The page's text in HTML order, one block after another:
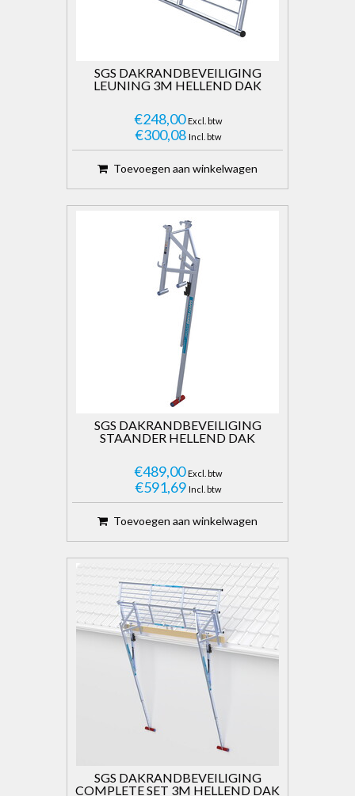
SGS DAKRANDBEVEILIGING
LEUNING 3M HELLEND DAK
€248,00 Excl. btw
€300,08 Incl. btw
Toevoegen aan winkelwagen
SGS DAKRANDBEVEILIGING
STAANDER HELLEND DAK
€489,00 Excl. btw
€591,69 Incl. btw
Toevoegen aan winkelwagen
SGS DAKRANDBEVEILIGING
COMPLETE SET 3M HELLEND DAK